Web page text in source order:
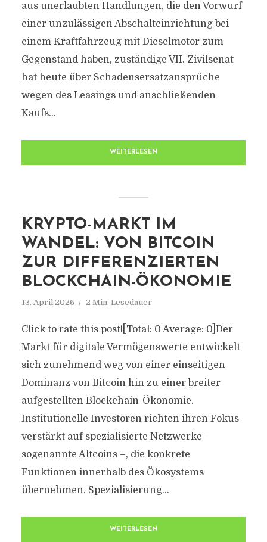
aus unerlaubten Handlungen, die den Vorwurf
einer unzulässigen Abschalteinrichtung bei
einem Kraftfahrzeug mit Dieselmotor zum
Gegenstand haben, zuständige VII. Zivilsenat
hat heute über Schadensersatzansprüche
wegen des Leasings und anschließenden
Kaufs...
WEITERLESEN
KRYPTO-MARKT IM
WANDEL: VON BITCOIN
ZUR DIFFERENZIERTEN
BLOCKCHAIN-ÖKONOMIE
13. April 2026 2 Min. Lesedauer
Click to rate this post![Total: 0 Average: 0]Der
Markt für digitale Vermögenswerte entwickelt
sich zunehmend weg von einer einseitigen
Dominanz von Bitcoin hin zu einer breiter
aufgestellten Blockchain-Ökonomie.
Institutionelle Investoren richten ihren Fokus
verstärkt auf spezialisierte Netzwerke –
sogenannte Altcoins –, die konkrete
Funktionen innerhalb des Ökosystems
übernehmen. Spezialisierung...
WEITERLESEN